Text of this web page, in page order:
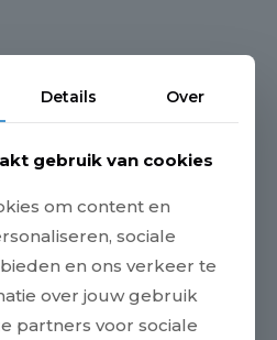
Dan horen we dat graag
door een bericht te
vergeet daarbij ook
niet te vermelden.
Details Over
gebruik van cookies
om content en
sociale
en ons verkeer te
over jouw gebruik
partners voor sociale